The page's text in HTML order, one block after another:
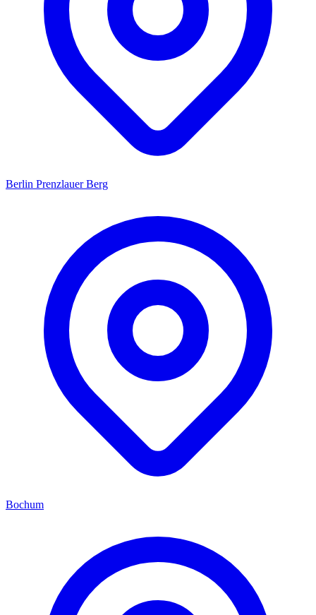
Berlin Prenzlauer Berg
Bochum